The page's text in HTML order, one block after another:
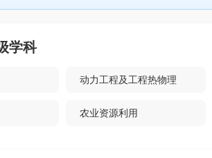
学科
动力工程及工程热物理
农业资源利用